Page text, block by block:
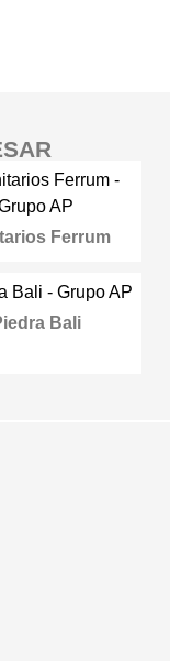
Ferrum
Bali